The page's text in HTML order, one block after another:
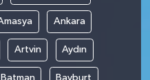
Ankara
Artvin Aydın
Batman Bayburt